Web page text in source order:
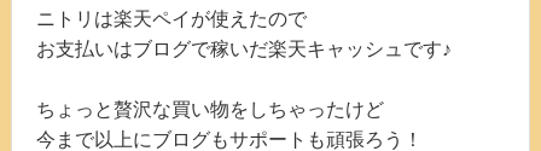
ニトリは楽天ペイが使えたので
お支払いはブログで稼いだ楽天キャッシュです♪
ちょっと贅沢な買い物をしちゃったけど
今まで以上にブログもサポートも頑張ろう！